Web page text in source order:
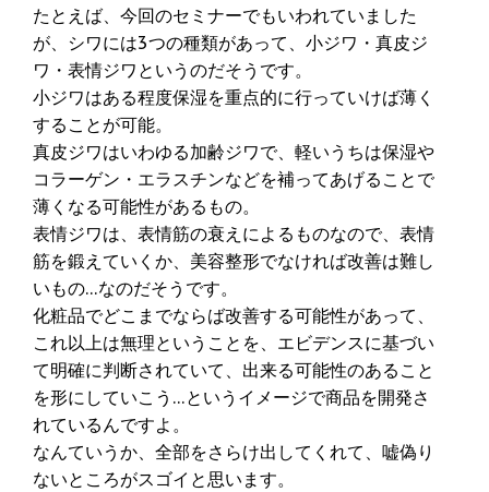
たとえば、今回のセミナーでもいわれていました
が、シワには3つの種類があって、小ジワ・真皮ジ
ワ・表情ジワというのだそうです。
小ジワはある程度保湿を重点的に行っていけば薄く
することが可能。
真皮ジワはいわゆる加齢ジワで、軽いうちは保湿や
コラーゲン・エラスチンなどを補ってあげることで
薄くなる可能性があるもの。
表情ジワは、表情筋の衰えによるものなので、表情
筋を鍛えていくか、美容整形でなければ改善は難し
いもの…なのだそうです。
化粧品でどこまでならば改善する可能性があって、
これ以上は無理ということを、エビデンスに基づい
て明確に判断されていて、出来る可能性のあること
を形にしていこう…というイメージで商品を開発さ
れているんですよ。
なんていうか、全部をさらけ出してくれて、嘘偽り
ないところがスゴイと思います。